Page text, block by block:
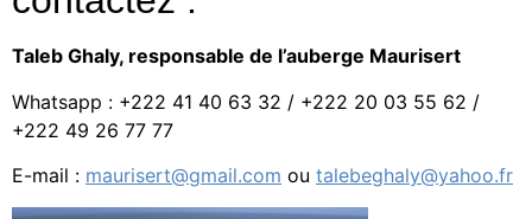
Taleb Ghaly, responsable de l’auberge Maurisert
Whatsapp : +222 41 40 63 32 / +222 20 03 55 62 /
+222 49 26 77 77
E-mail : maurisert@gmail.com ou talebeghaly@yahoo.fr